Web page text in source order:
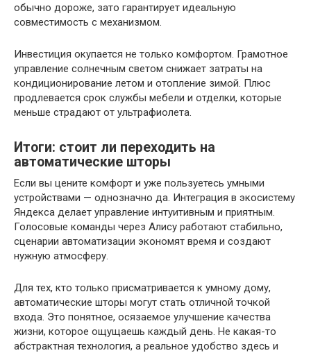
обычно дороже, зато гарантирует идеальную
совместимость с механизмом.
Инвестиция окупается не только комфортом. Грамотное
управление солнечным светом снижает затраты на
кондиционирование летом и отопление зимой. Плюс
продлевается срок службы мебели и отделки, которые
меньше страдают от ультрафиолета.
Итоги: стоит ли переходить на
автоматические шторы
Если вы цените комфорт и уже пользуетесь умными
устройствами — однозначно да. Интеграция в экосистему
Яндекса делает управление интуитивным и приятным.
Голосовые команды через Алису работают стабильно,
сценарии автоматизации экономят время и создают
нужную атмосферу.
Для тех, кто только присматривается к умному дому,
автоматические шторы могут стать отличной точкой
входа. Это понятное, осязаемое улучшение качества
жизни, которое ощущаешь каждый день. Не какая-то
абстрактная технология, а реальное удобство здесь и